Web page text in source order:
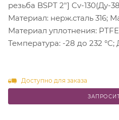
резьба BSPT 2"] Cv-130(Ду-
Материал: нерж.сталь 316;
Материал уплотнения:
Температура: -28 до 232
Доступно для заказа